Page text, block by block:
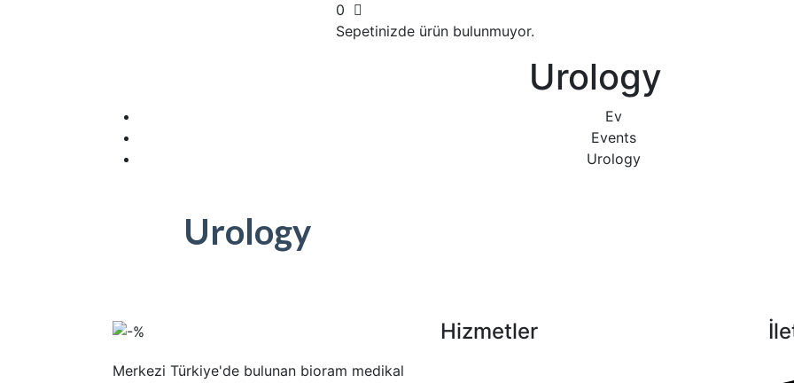
0
Sepetinizde ürün bulunmuyor.
Urology
Ev
Events
Urology
Urology
Merkezi Türkiye'de bulunan bioram medikal
Hizmetler